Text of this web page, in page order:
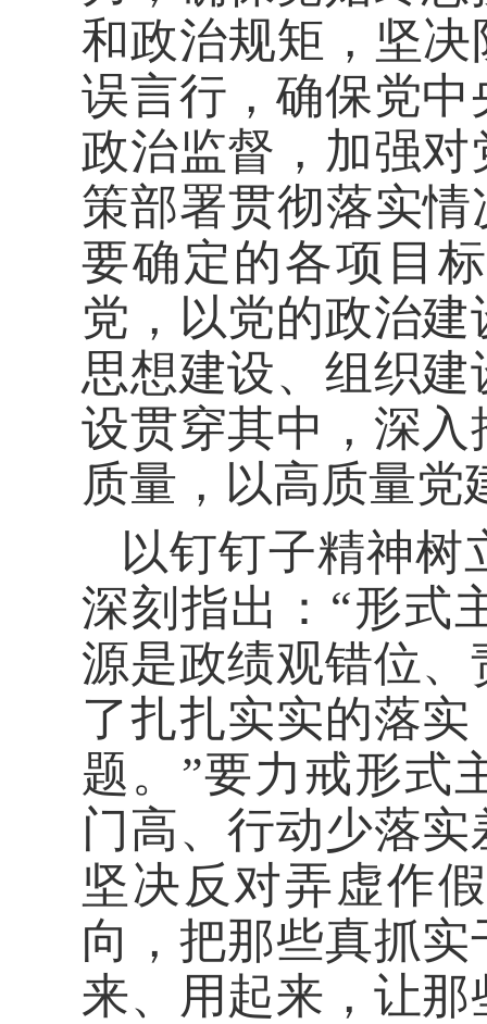
和政治规矩，坚
误言行，确保党
政治监督，加强
策部署贯彻落实
要确定的各项目
党，以党的政治
思想建设、组织
设贯穿其中，深
质量，以高质量党
以钉钉子精神树
深刻指出：“形式
源是政绩观错位
了扎扎实实的落
题。”要力戒形式
门高、行动少落
坚决反对弄虚作
向，把那些真抓
来、用起来，让